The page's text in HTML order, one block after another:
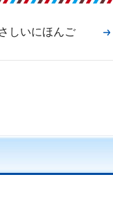
しいにほんご